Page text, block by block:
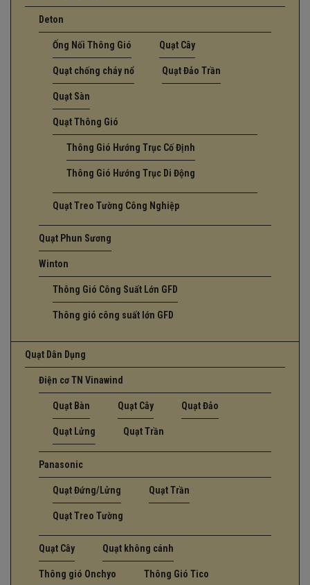
Deton
Ống Nối Thông Gió Quạt Cây
Quạt chống cháy nổ Quạt Đảo Trần
Quạt Sàn
Quạt Thông Gió
Thông Gió Hướng Trục Cố Định
Thông Gió Hướng Trục Di Động
Quạt Treo Tường Công Nghiệp
Quạt Phun Sương
Winton
Thông Gió Công Suất Lớn GFD
Thông gió công suất lớn GFD
Quạt Dân Dụng
Điện cơ TN Vinawind
Quạt Bàn Quạt Cây Quạt Đảo
Quạt Lửng Quạt Trần
Panasonic
Quạt Đứng/Lửng Quạt Trần
Quạt Treo Tường
Quạt Cây Quạt không cánh
Thông gió Onchyo Thông Gió Tico